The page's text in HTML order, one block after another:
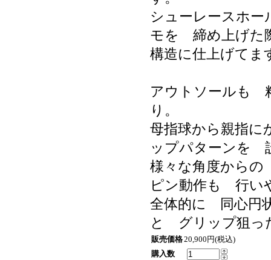
シューレースホ
モを 締め上げた
構造に仕上げてま
アウトソールも
り。
母指球から親指
ップパターンを
様々な角度から
ピン動作も 行
全体的に 同心円
と グリップ狙っ
販売価格20,900円(税込)
購入数